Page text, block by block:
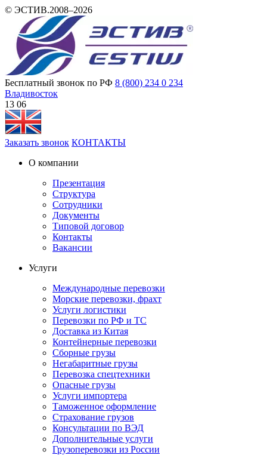
© ЭСТИВ.2008–2026
Бесплатный звонок по РФ 8 (800) 234 0 234
Владивосток
13 06
Заказать звонок КОНТАКТЫ
О компании
Презентация
Структура
Сотрудники
Документы
Типовой договор
Контакты
Вакансии
Услуги
Международные перевозки
Морские перевозки, фрахт
Услуги логистики
Перевозки по РФ и ТС
Доставка из Китая
Контейнерные перевозки
Сборные грузы
Негабаритные грузы
Перевозка спецтехники
Опасные грузы
Услуги импортера
Таможенное оформление
Страхование грузов
Консультации по ВЭД
Дополнительные услуги
Грузоперевозки из России